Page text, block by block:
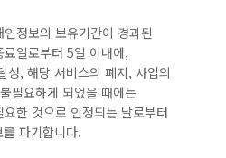
정보의 보유기간이 경과된
일로부터 5일 이내에,
성, 해당 서비스의 폐지, 사업의
필요하게 되었을 때에는
한 것으로 인정되는 날로부터
파기합니다.